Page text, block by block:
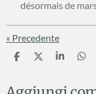
désormais de
« Precedente
C
d
C
d
C
d
C
d